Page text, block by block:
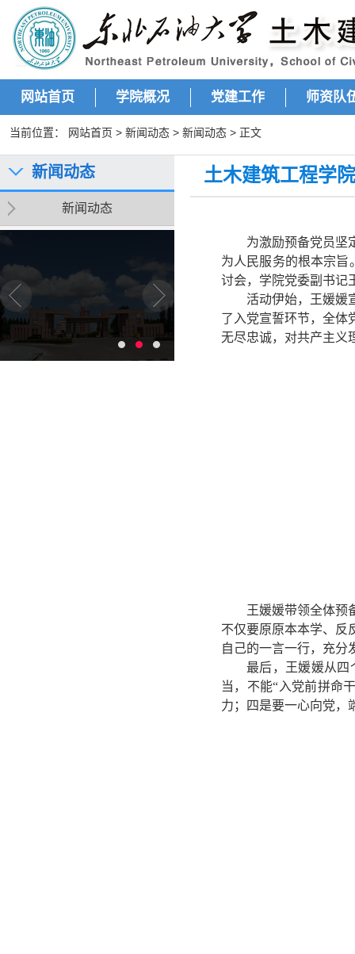
网站首页 学院概况 党建工作 师资队
当前位置： 网站首页 > 新闻动态 > 新闻动态 > 正文
新闻动态
新闻动态
土木建筑工程学
为激励预备党员坚
为人民服务的根本宗旨
讨会，学院党委副书记
活动伊始，
王媛媛
了入党宣誓环节，全体
无尽忠诚，对共产主义
王媛媛带领全体预
不仅要原原本本学、反
自己的一言一行，充分
最后，王媛媛从
当，不能“入党前拼命
力 ； 四是要一心向党，